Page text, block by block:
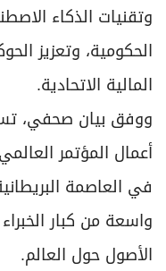
وتقنيات الذكاء
الحكومية، وتعزيز
المالية الاتحادية.
ووفق بيان صحفي،
أعمال المؤتمر
في العاصمة
واسعة من كبار
الأصول حول العالم.